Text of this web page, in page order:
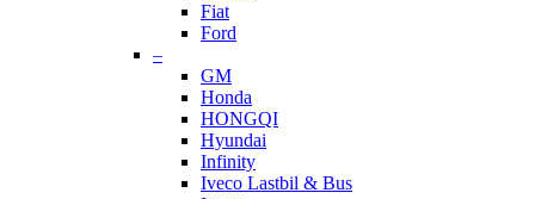
Fiat
Ford
–
GM
Honda
HONGQI
Hyundai
Infinity
Iveco Lastbil & Bus